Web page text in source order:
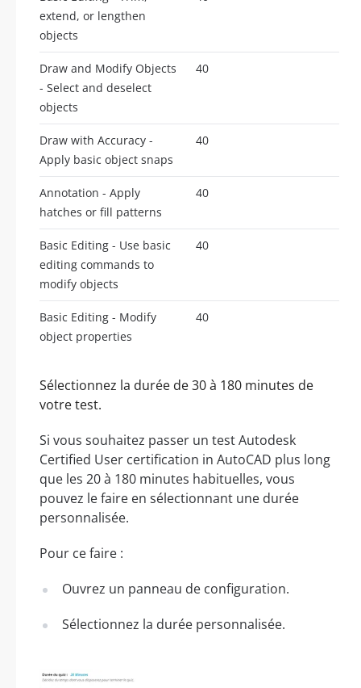
extend, or lengthen
objects
Draw and Modify Objects
- Select and deselect
objects
40
Draw with Accuracy -
Apply basic object snaps
40
Annotation - Apply
hatches or fill patterns
40
Basic Editing - Use basic
editing commands to
modify objects
40
Basic Editing - Modify
object properties
40
Sélectionnez la durée de 30 à 180 minutes de
votre test.
Si vous souhaitez passer un test Autodesk
Certified User certification in AutoCAD plus long
que les 20 à 180 minutes habituelles, vous
pouvez le faire en sélectionnant une durée
personnalisée.
Pour ce faire :
Ouvrez un panneau de configuration.
Sélectionnez la durée personnalisée.